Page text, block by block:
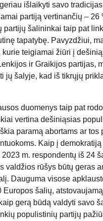
išlaikyti savo
partiją vertinančių – 26
partijų šalininkai taip pat
tapatybę. Pavyzdžiui,
kurie teigiamai žiūri į
ir Graikijos partijas,
jų šalyje, kad iš tikrųjų
duomenys taip pat
vertina dešiniąsias
paramą abortams ar tos
Kaip į
m. respondentų iš 24
valdžios rūšys būtų geras
Dauguma visose
Europos šalių,
gerą būdą valdyti savo
populistinių partijų